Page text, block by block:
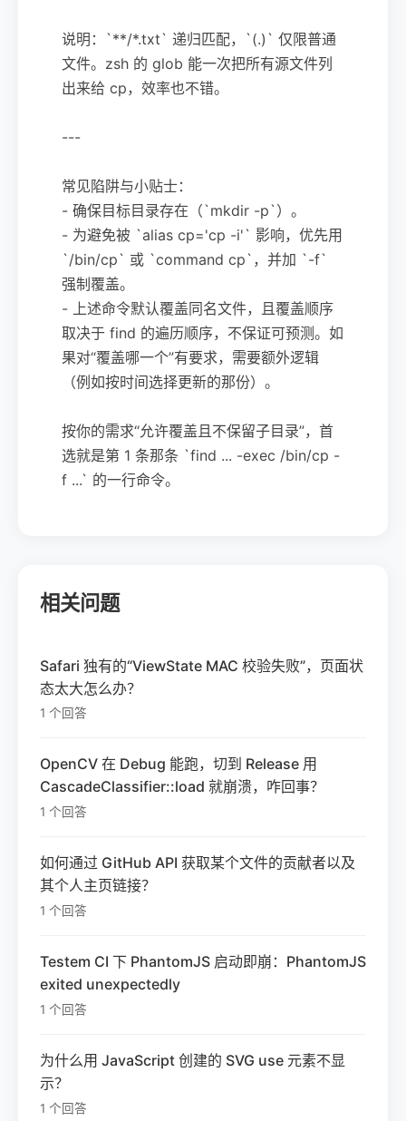
说明：`**/*.txt` 递归匹配，`(.)` 仅限普通
文件。zsh 的 glob 能一次把所有源文件列
出来给 cp，效率也不错。
---
常见陷阱与小贴士：
- 确保目标目录存在（`mkdir -p`）。
- 为避免被 `alias cp='cp -i'` 影响，优先用
`/bin/cp` 或 `command cp`，并加 `-f`
强制覆盖。
- 上述命令默认覆盖同名文件，且覆盖顺序
取决于 find 的遍历顺序，不保证可预测。如
果对“覆盖哪一个”有要求，需要额外逻辑
（例如按时间选择更新的那份）。
按你的需求“允许覆盖且不保留子目录”，首
选就是第 1 条那条 `find ... -exec /bin/cp -
f ...` 的一行命令。
相关问题
Safari 独有的“ViewState MAC 校验失败”，页面状
态太大怎么办？
1 个回答
OpenCV 在 Debug 能跑，切到 Release 用
CascadeClassifier::load 就崩溃，咋回事？
1 个回答
如何通过 GitHub API 获取某个文件的贡献者以及
其个人主页链接？
1 个回答
Testem CI 下 PhantomJS 启动即崩：PhantomJS
exited unexpectedly
1 个回答
为什么用 JavaScript 创建的 SVG use 元素不显
示？
1 个回答